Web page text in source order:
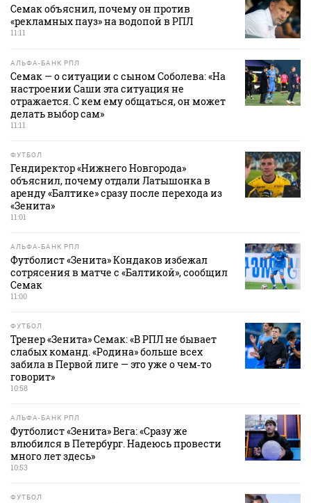
Семак объяснил, почему он против
«рекламных пауз» на водопой в РПЛ
11:11
АЛЬФА-БАНК РПЛ
Семак — о ситуации с сыном Соболева: «На
настроении Саши эта ситуация не
отражается. С кем ему общаться, он может
делать выбор сам»
11:11
ФУТБОЛ
Гендиректор «Нижнего Новгорода»
объяснил, почему отдали Латышонка в
аренду «Балтике» сразу после перехода из
«Зенита»
11:01
АЛЬФА-БАНК РПЛ
Футболист «Зенита» Кондаков избежал
сотрясения в матче с «Балтикой», сообщил
Семак
11:00
ФУТБОЛ
Тренер «Зенита» Семак: «В РПЛ не бывает
слабых команд. «Родина» больше всех
забила в Первой лиге — это уже о чем‑то
говорит»
10:58
АЛЬФА-БАНК РПЛ
Футболист «Зенита» Вега: «Сразу же
влюбился в Петербург. Надеюсь провести
много лет здесь»
10:53
ФУТБОЛ